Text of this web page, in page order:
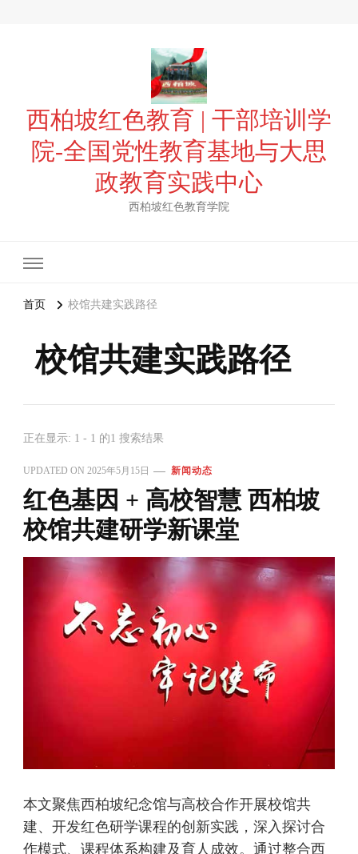
西柏坡红色教育 | 干部培训学
院-全国党性教育基地与大思
政教育实践中心
西柏坡红色教育学院
首页 校馆共建实践路径
校馆共建实践路径
正在显示: 1 - 1 的1 搜索结果
UPDATED ON 2025年5月15日 新闻动态
红色基因 + 高校智慧 西柏坡
校馆共建研学新课堂
本文聚焦西柏坡纪念馆与高校合作开展校馆共
建、开发红色研学课程的创新实践，深入探讨合
作模式、课程体系构建及育人成效。通过整合西